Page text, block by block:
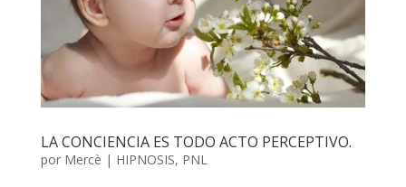
LA CONCIENCIA ES TODO ACTO PERCEPTIVO.
por Mercè | HIPNOSIS, PNL